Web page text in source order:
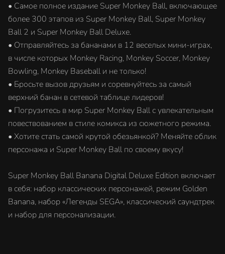
• Самое полное издание Super Monkey Ball, включающее
более 300 этапов из Super Monkey Ball, Super Monkey
Ball 2 и Super Monkey Ball Deluxe.
• Отправляйтесь за бананами в 12 веселых мини-играх,
в числе которых Monkey Racing, Monkey Soccer, Monkey
Bowling, Monkey Baseball и не только!
• Бросьте вызов друзьям и соревнуйтесь за самый
верхний банан в сетевой таблице лидеров!
• Погрузитесь в мир Super Monkey Ball с увлекательным
повествованием в стиле комикса из сюжетного режима.
• Хотите стать самой крутой обезьянкой? Меняйте облик
персонажа и Super Monkey Ball по своему вкусу!
Super Monkey Ball Banana Digital Deluxe Edition включает
в себя: набор классических персонажей, режим Golden
Banana, набор «Легенды SEGA», классический саундтрек
и набор для персонализации.